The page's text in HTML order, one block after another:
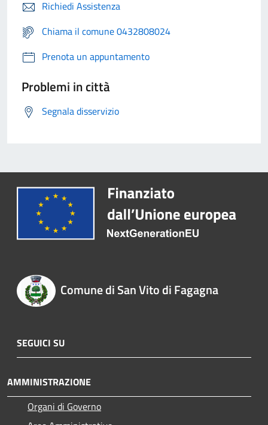
Richiedi Assistenza
Chiama il comune 0432808024
Prenota un appuntamento
Problemi in città
Segnala disservizio
Comune di San Vito di Fagagna
SEGUICI SU
AMMINISTRAZIONE
Organi di Governo